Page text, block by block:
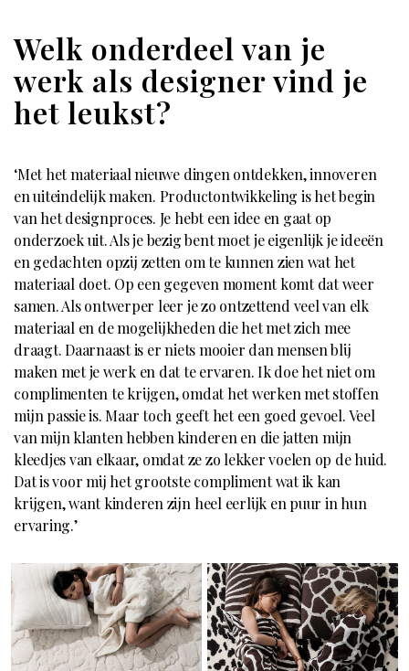
Welk onderdeel van je
werk als designer vind je
het leukst?
‘Met het materiaal nieuwe dingen ontdekken, innoveren
en uiteindelijk maken. Productontwikkeling is het begin
van het designproces. Je hebt een idee en gaat op
onderzoek uit. Als je bezig bent moet je eigenlijk je ideeën
en gedachten opzij zetten om te kunnen zien wat het
materiaal doet. Op een gegeven moment komt dat weer
samen. Als ontwerper leer je zo ontzettend veel van elk
materiaal en de mogelijkheden die het met zich mee
draagt. Daarnaast is er niets mooier dan mensen blij
maken met je werk en dat te ervaren. Ik doe het niet om
complimenten te krijgen, omdat het werken met stoffen
mijn passie is. Maar toch geeft het een goed gevoel. Veel
van mijn klanten hebben kinderen en die jatten mijn
kleedjes van elkaar, omdat ze zo lekker voelen op de huid.
Dat is voor mij het grootste compliment wat ik kan
krijgen, want kinderen zijn heel eerlijk en puur in hun
ervaring.’